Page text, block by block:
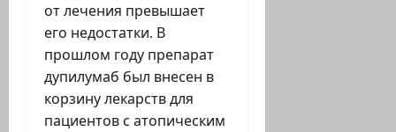
от лечения превышает
его недостатки. В
прошлом году препарат
дупилумаб был внесен в
корзину лекарств для
пациентов с атопическим